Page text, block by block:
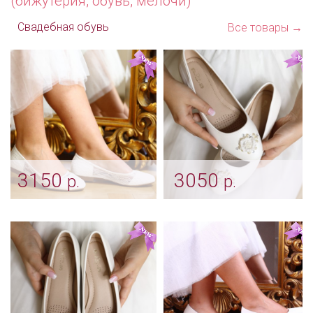
Все товары →
Свадебная обувь
3150 р.
Арт: obv_0337
3050р.